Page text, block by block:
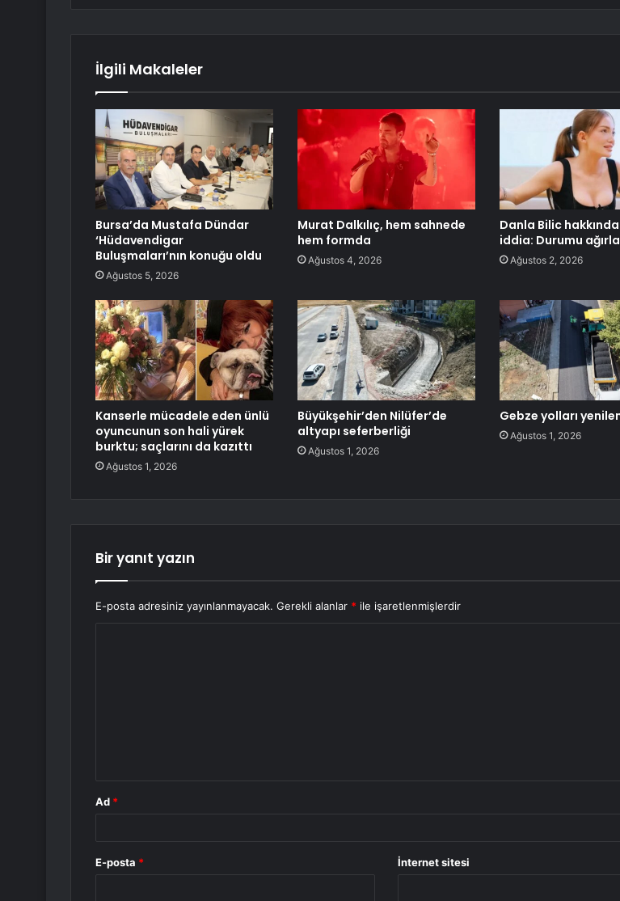
İlgili Makaleler
Bursa’da Mustafa Dündar
‘Hüdavendigar
Buluşmaları’nın konuğu oldu
Ağustos 5, 2026
Murat Dalkılıç, hem sahnede
hem formda
Ağustos 4, 2026
Danla Bilic
iddia: Durumu
Ağustos 2, 2026
Kanserle mücadele eden ünlü
oyuncunun son hali yürek
burktu; saçlarını da kazıttı
Ağustos 1, 2026
Büyükşehir’den Nilüfer’de
altyapı seferberliği
Ağustos 1, 2026
Gebze yolları
Ağustos 1, 2026
Bir yanıt yazın
E-posta adresiniz yayınlanmayacak. Gerekli alanlar * ile işaretlenmişlerdir
Ad *
E-posta * İnternet sitesi